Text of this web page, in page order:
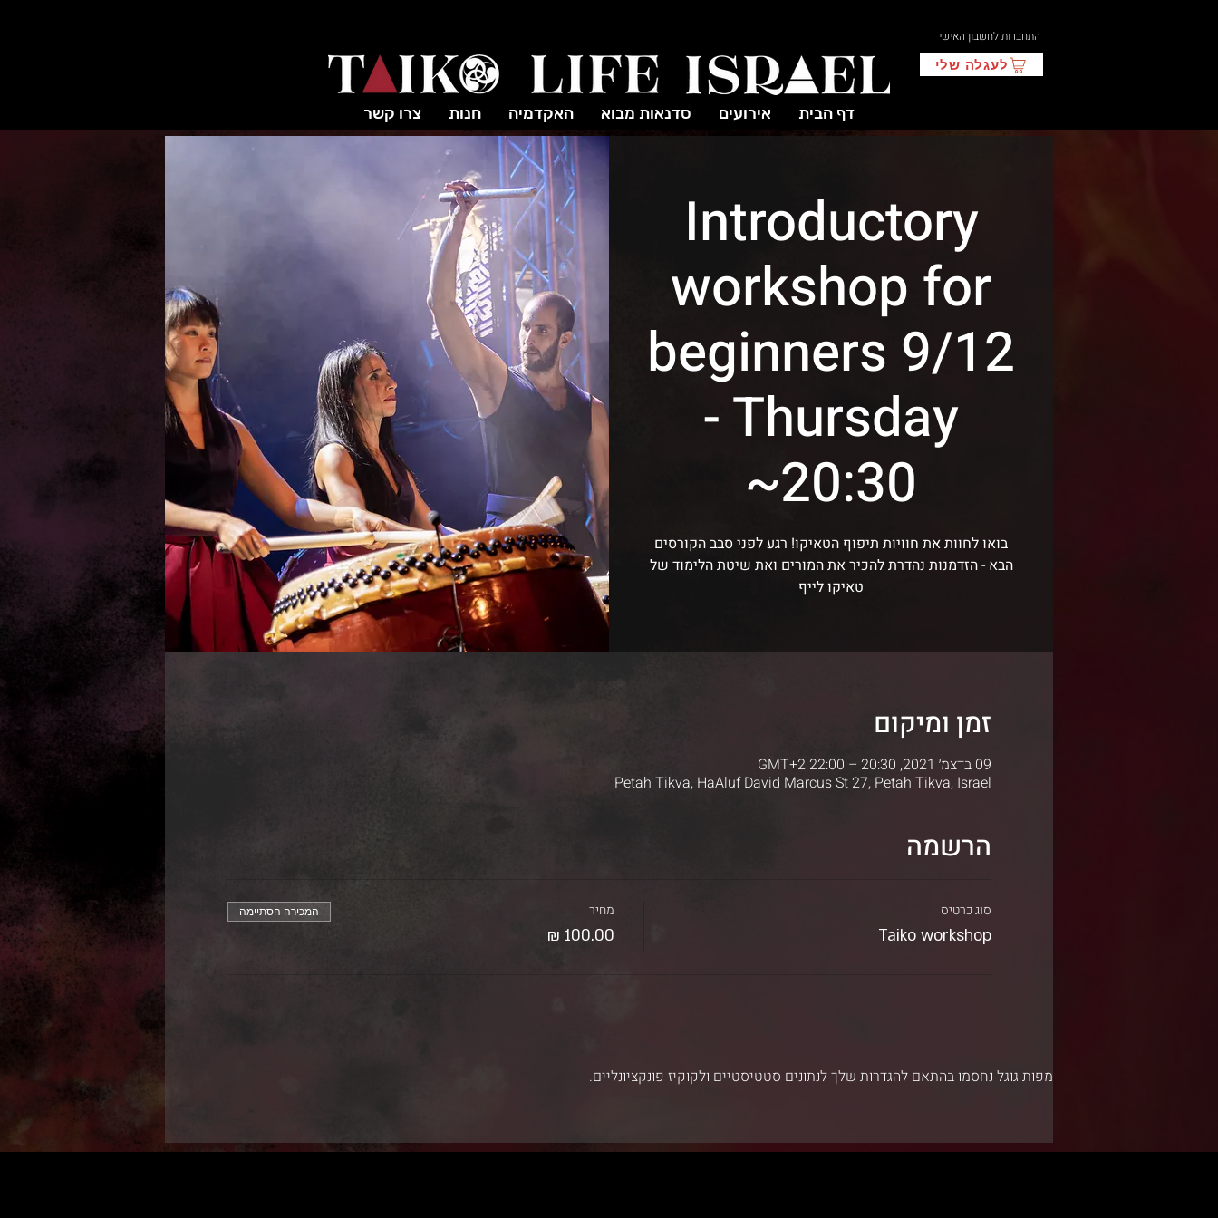
התחברות לחשבון האישי
לעגלה שלי
דף הבית אירועים סדנאות מבוא האקדמיה חנות צרו קשר
Introductory
workshop for
beginners 9/12
- Thursday
20:30~
בואו לחוות את חוויות תיפוף הטאיקו! רגע לפני סבב הקורסים
הבא - הזדמנות נהדרת להכיר את המורים ואת שיטת הלימוד של
טאיקו לייף
זמן ומיקום
09 בדצמ׳ 2021, 20:30 – 22:00 GMT‎+2‎
Petah Tikva, HaAluf David Marcus St 27, Petah Tikva, Israel
הרשמה
סוג כרטיס
Taiko workshop
מחיר המכירה הסתיימה
מפות גוגל נחסמו בהתאם להגדרות שלך לנתונים סטטיסטיים ולקוקיז פונקציונליים.